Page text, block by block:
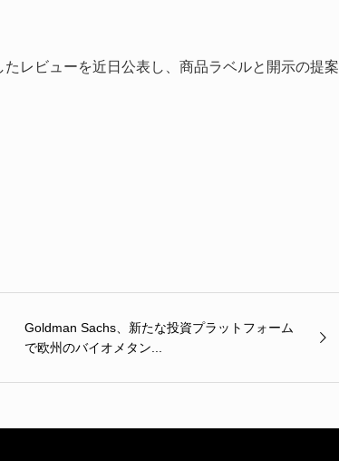
レビューを近日公表し、商品ラベルと開示の提案
Goldman Sachs、新たな投資プラットフォーム
で欧州のバイオメタン...